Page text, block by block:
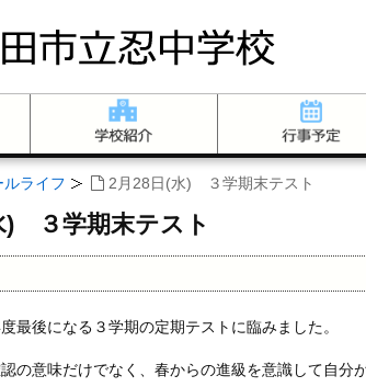
ルライフ 2月28日(水) ３学期末テスト
) ３学期末テスト
最後になる３学期の定期テストに臨みました。
の意味だけでなく、春からの進級を意識して自分